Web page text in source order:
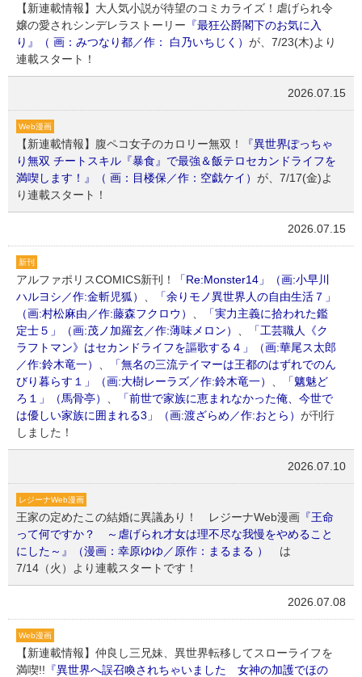
【新連載情報】大人気小説が待望のコミカライズ！虐げられ令
嬢の愛されシンデレラストーリー 『最狂公爵閣下のお気に入
り』（ 画：みつなり都／作： 白乃いちじく） が、7/23(木)より
連載スタート！
2026.07.15
Web漫画
【新連載情報】腹ペコ女子のカロリー無双！
『異世界ぽっちゃ
り無双 チートスキル『暴食』で最強＆飯テロセカンドライフを
満喫します！』（ 画：目楼保／作：空戯ケイ） が、7/17(金)よ
り連載スタート！
2026.07.15
新刊
アルファポリスCOMICS新刊！
「Re:Monster14」（画:小早川
ハルヨシ／作:金斬児狐）
「余りモノ異世界人の自由生活７」
（画:村松麻由／作:藤森フクロウ）
「実力主義に拾われた鑑
定士５」（画:茂ノ加羅玄／作:薄味メロン）
「工芸職人《ク
ラフトマン》はセカンドライフを謳歌する４」（画:華尾ス太郎
／作:鈴木竜一）
「無名の三流テイマーは王都のはずれでのん
びり暮らす１」（画:大樹レーラズ／作:鈴木竜一）
「魑魅ど
ろ１」（馬骨亭）
「前世で家族に恵まれなかった俺、今世で
は優しい家族に囲まれる3」（画:渡ざらめ／作:おとら） が刊行
しました！
2026.07.10
レジーナWeb漫画
王家の定めたこの結婚に異議あり！ レジーナWeb漫画 『王命
って何ですか？ ～虐げられ才女は理不尽な我慢をやめること
にした～』（漫画：幸原ゆゆ／原作：まるまる ） は
7/14（火）より連載スタートです！
2026.07.08
Web漫画
【新連載情報】仲良し三兄妹、異世界転移してスローライフを
満喫!! 『異世界へ誤召喚されちゃいました 女神の加護でほの